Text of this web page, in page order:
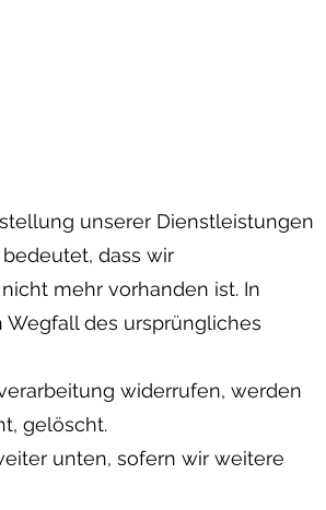
unserer Dienstleistungen
dass wir
mehr vorhanden ist. In
des ursprüngliches
widerrufen, werden
gelöscht.
unten, sofern wir weitere